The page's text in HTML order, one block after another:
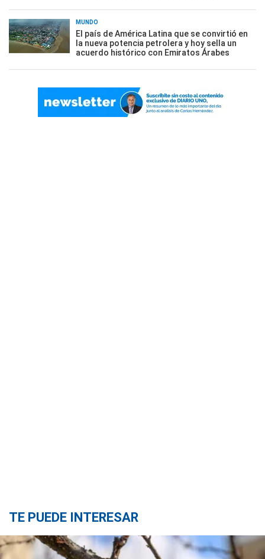
MUNDO
El país de América Latina que se convirtió en
la nueva potencia petrolera y hoy sella un
acuerdo histórico con Emiratos Árabes
TE PUEDE INTERESAR